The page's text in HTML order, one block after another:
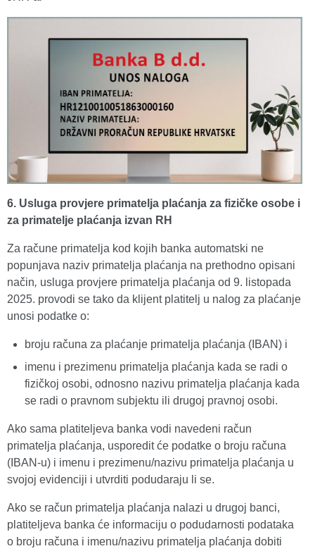
6. Usluga provjere primatelja plaćanja za fizičke osobe i
za primatelje plaćanja izvan RH
Za račune primatelja kod kojih banka automatski ne
popunjava naziv primatelja plaćanja na prethodno opisani
način, usluga provjere primatelja plaćanja od 9. listopada
2025. provodi se tako da klijent platitelj u nalog za plaćanje
unosi podatke o:
broju računa za plaćanje primatelja plaćanja (IBAN) i
imenu i prezimenu primatelja plaćanja kada se radi o
fizičkoj osobi, odnosno nazivu primatelja plaćanja kada
se radi o pravnom subjektu ili drugoj pravnoj osobi.
Ako sama platiteljeva banka vodi navedeni račun
primatelja plaćanja, usporedit će podatke o broju računa
(IBAN-u) i imenu i prezimenu/nazivu primatelja plaćanja u
svojoj evidenciji i utvrditi podudaraju li se.
Ako se račun primatelja plaćanja nalazi u drugoj banci,
platiteljeva banka će informaciju o podudarnosti podataka
o broju računa i imenu/nazivu primatelja plaćanja dobiti